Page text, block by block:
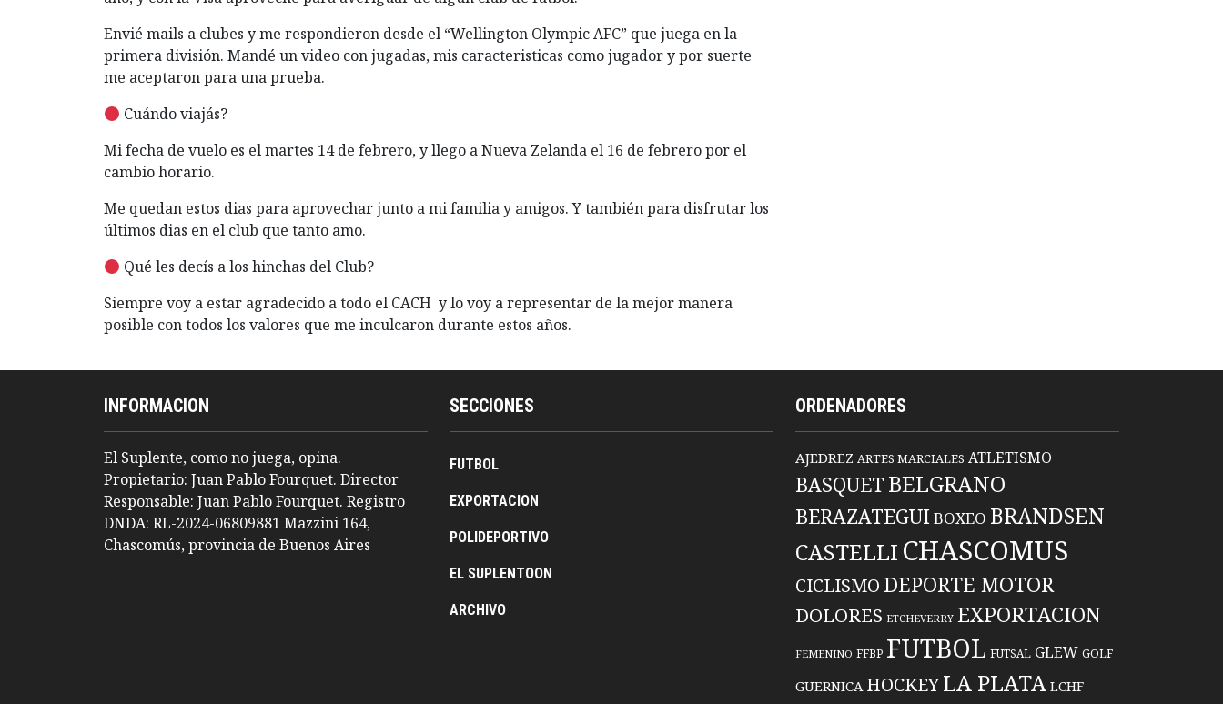
Envié mails a clubes y me respondieron desde el “Wellington Olympic AFC” que juega en la
primera división. Mandé un video con jugadas, mis caracteristicas como jugador y por suerte
me aceptaron para una prueba.
Cuándo viajás?
Mi fecha de vuelo es el martes 14 de febrero, y llego a Nueva Zelanda el 16 de febrero por el
cambio horario.
Me quedan estos dias para aprovechar junto a mi familia y amigos. Y también para disfrutar los
últimos dias en el club que tanto amo.
Qué les decís a los hinchas del Club?
Siempre voy a estar agradecido a todo el CACH y lo voy a representar de la mejor manera
posible con todos los valores que me inculcaron durante estos años.
INFORMACION
El Suplente, como no juega, opina.
Propietario: Juan Pablo Fourquet. Director
Responsable: Juan Pablo Fourquet. Registro
DNDA: RL-2024-06809881 Mazzini 164,
Chascomús, provincia de Buenos Aires
SECCIONES
FUTBOL
EXPORTACION
POLIDEPORTIVO
EL SUPLENTOON
ARCHIVO
ORDENADORES
AJEDREZ ARTES MARCIALES ATLETISMO
BASQUET BELGRANO
BERAZATEGUIBOXEO BRANDSEN
CASTELLI CHASCOMUS
CICLISMO DEPORTE MOTOR
DOLORES ETCHEVERRY EXPORTACION
FEMENINO FFBP FUTBOL FUTSAL GLEW GOLF
GUERNICA HOCKEYLA PLATA LCHF